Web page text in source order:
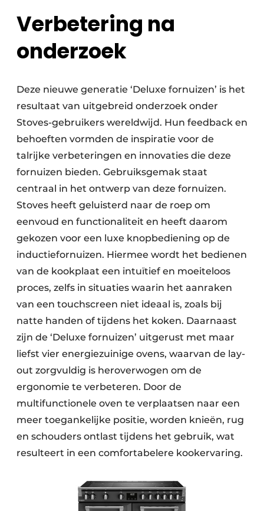
Verbetering na
onderzoek
Deze nieuwe generatie ‘Deluxe fornuizen’ is het
resultaat van uitgebreid onderzoek onder
Stoves-gebruikers wereldwijd. Hun feedback en
behoeften vormden de inspiratie voor de
talrijke verbeteringen en innovaties die deze
fornuizen bieden. Gebruiksgemak staat
centraal in het ontwerp van deze fornuizen.
Stoves heeft geluisterd naar de roep om
eenvoud en functionaliteit en heeft daarom
gekozen voor een luxe knopbediening op de
inductiefornuizen. Hiermee wordt het bedienen
van de kookplaat een intuïtief en moeiteloos
proces, zelfs in situaties waarin het aanraken
van een touchscreen niet ideaal is, zoals bij
natte handen of tijdens het koken. Daarnaast
zijn de ‘Deluxe fornuizen’ uitgerust met maar
liefst vier energiezuinige ovens, waarvan de lay-
out zorgvuldig is heroverwogen om de
ergonomie te verbeteren. Door de
multifunctionele oven te verplaatsen naar een
meer toegankelijke positie, worden knieën, rug
en schouders ontlast tijdens het gebruik, wat
resulteert in een comfortabelere kookervaring.